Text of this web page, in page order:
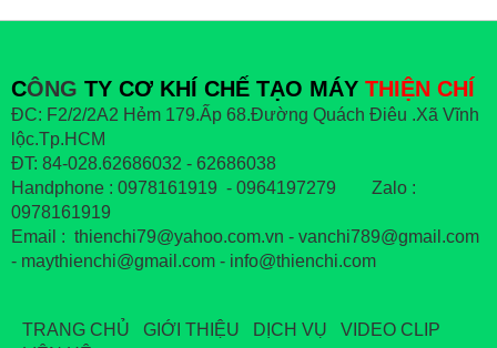
CÔNG TY CƠ KHÍ CHẾ TẠO MÁY THIỆN CHÍ
ĐC: F2/2/2A2 Hẻm 179.Ấp 68.Đường Quách Điêu .Xã Vĩnh
lộc.Tp.HCM
ĐT: 84-028.62686032 - 62686038
Handphone : 0978161919 - 0964197279 Zalo :
0978161919
Email : thienchi79@yahoo.com.vn - vanchi789@gmail.com
- maythienchi@gmail.com - info@thienchi.com
TRANG CHỦ GIỚI THIỆU DỊCH VỤ
VIDEO CLIP